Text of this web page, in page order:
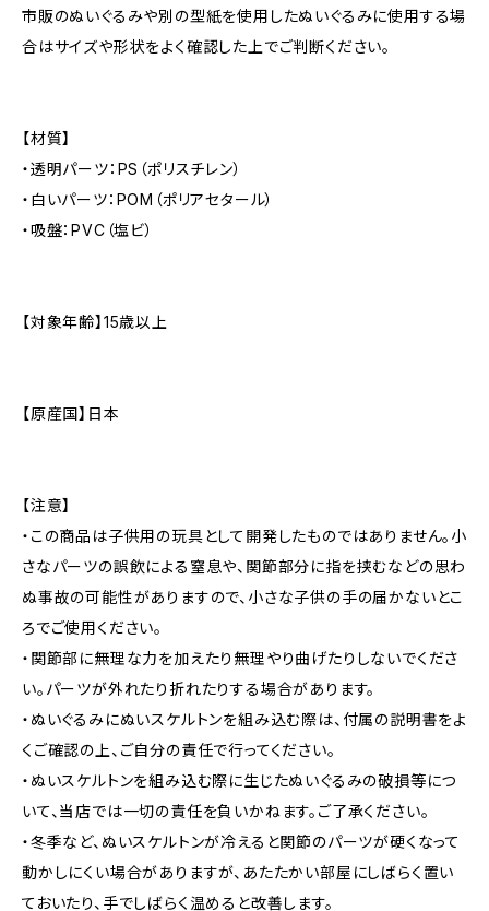
市販のぬいぐるみや別の型紙を使用したぬいぐるみに使用する場
合はサイズや形状をよく確認した上でご判断ください。
【材質】
・透明パーツ：PS（ポリスチレン）
・白いパーツ：POM（ポリアセタール）
・吸盤：PVC（塩ビ）
【対象年齢】15歳以上
【原産国】日本
【注意】
・この商品は子供用の玩具として開発したものではありません。小
さなパーツの誤飲による窒息や、関節部分に指を挟むなどの思わ
ぬ事故の可能性がありますので、小さな子供の手の届かないとこ
ろでご使用ください。
・関節部に無理な力を加えたり無理やり曲げたりしないでくださ
い。パーツが外れたり折れたりする場合があります。
・ぬいぐるみにぬいスケルトンを組み込む際は、付属の説明書をよ
くご確認の上、ご自分の責任で行ってください。
・ぬいスケルトンを組み込む際に生じたぬいぐるみの破損等につ
いて、当店では一切の責任を負いかねます。ご了承ください。
・冬季など、ぬいスケルトンが冷えると関節のパーツが硬くなって
動かしにくい場合がありますが、あたたかい部屋にしばらく置い
ておいたり、手でしばらく温めると改善します。